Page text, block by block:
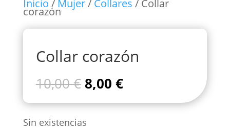
Inicio / Mujer/ Collares / Collar
corazón
Collar corazón
10,00€ El
precio
original
era:
10,00 €.
8,00 €Elprecio
actual
es:
Sin existencias